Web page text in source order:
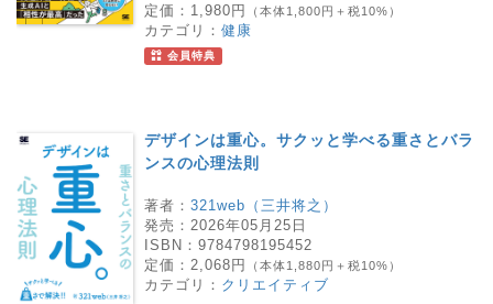
定価： 1,980円 （本体1,800円＋税10%）
カテゴリ： 健康
会員特典
デザインは重心。サクッと学べる重さとバラ
ンスの心理法則
著者： 321web（三井将之）
発売： 2026年05月25日
ISBN： 9784798195452
定価： 2,068円 （本体1,880円＋税10%）
カテゴリ： クリエイティブ